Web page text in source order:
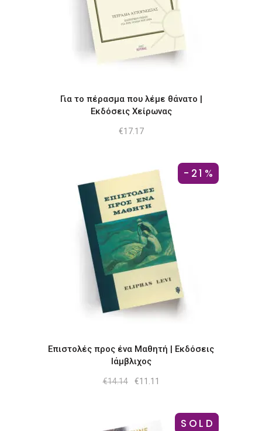
Για το πέρασμα που λέμε θάνατο |
Εκδόσεις Χείρωνας
€17.17
-21%
Επιστολές προς ένα Μαθητή | Εκδόσεις
Ιάμβλιχος
€14.14
Original
€11.11
€11.11.
-17%
SOLD